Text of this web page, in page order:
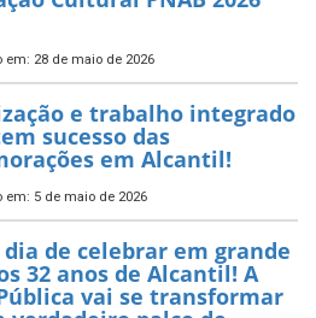
em: 28 de maio de 2026
e trabalho integrado
sucesso das
em Alcantil!
em: 5 de maio de 2026
dia de celebrar em grande
32 anos de Alcantil! A
vai se transformar